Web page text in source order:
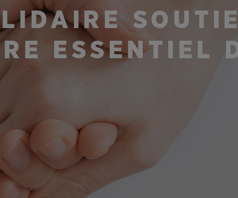
ESSENTIEL